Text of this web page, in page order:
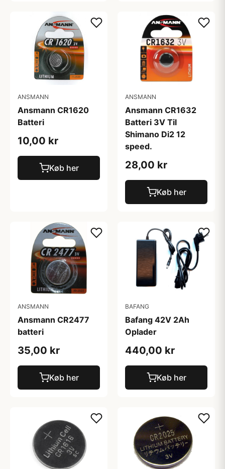
ANSMANN
Ansmann CR1620
Batteri
10,00 kr
Køb her
ANSMANN
Ansmann CR1632
Batteri 3V Til
Shimano Di2 12
speed.
28,00 kr
Køb her
ANSMANN
Ansmann CR2477
batteri
35,00 kr
Køb her
BAFANG
Bafang 42V 2Ah
Oplader
440,00 kr
Køb her